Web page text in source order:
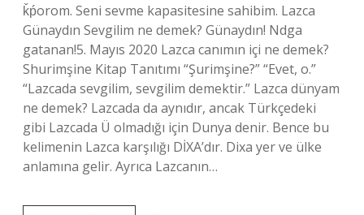
ǩṕorom. Seni sevme kapasitesine sahibim. Lazca
Günaydın Sevgilim ne demek? Günaydın! Ndga
gatanan!5. Mayıs 2020 Lazca canımın içi ne demek?
Shurimşine Kitap Tanıtımı “Şurimşine?” “Evet, o.”
“Lazcada sevgilim, sevgilim demektir.” Lazca dünyam
ne demek? Lazcada da aynıdır, ancak Türkçedeki
gibi Lazcada Ü olmadığı için Dunya denir. Bence bu
kelimenin Lazca karşılığı DİXA’dır. Dixa yer ve ülke
anlamına gelir. Ayrıca Lazcanın…